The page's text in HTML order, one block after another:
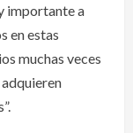
importante a
en estas
muchas veces